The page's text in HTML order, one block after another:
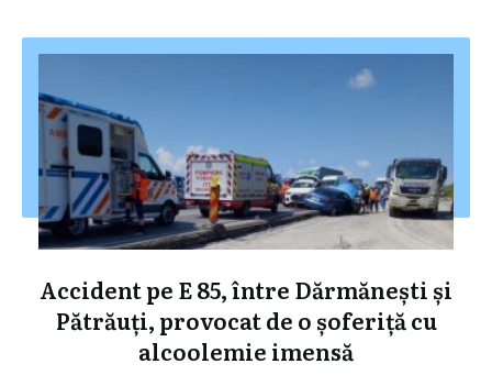
Accident pe E 85, între Dărmănești și
Pătrăuți, provocat de o șoferiță cu
alcoolemie imensă